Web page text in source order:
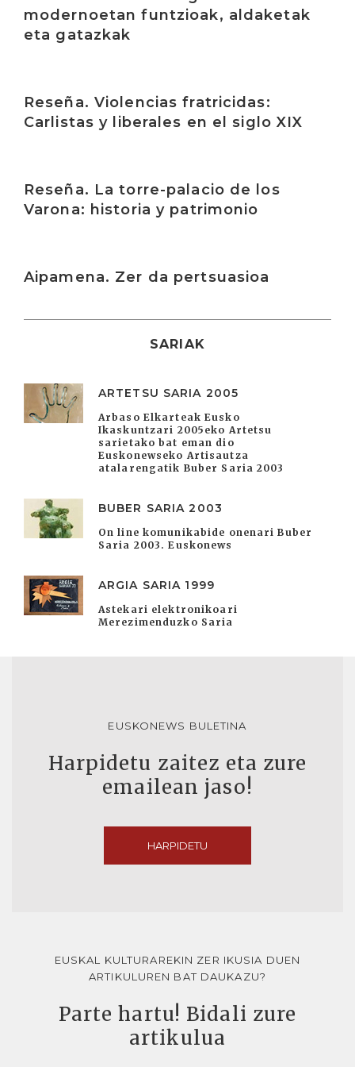
modernoetan funtzioak, aldaketak
eta gatazkak
Reseña. Violencias fratricidas:
Carlistas y liberales en el siglo XIX
Reseña. La torre-palacio de los
Varona: historia y patrimonio
Aipamena. Zer da pertsuasioa
SARIAK
ARTETSU SARIA 2005
Arbaso Elkarteak Eusko
Ikaskuntzari 2005eko Artetsu
sarietako bat eman dio
Euskonewseko Artisautza
atalarengatik Buber Saria 2003
BUBER SARIA 2003
On line komunikabide onenari Buber
Saria 2003. Euskonews
ARGIA SARIA 1999
Astekari elektronikoari
Merezimenduzko Saria
EUSKONEWS BULETINA
Harpidetu zaitez eta zure
emailean jaso!
HARPIDETU
EUSKAL KULTURAREKIN ZER IKUSIA DUEN
ARTIKULUREN BAT DAUKAZU?
Parte hartu! Bidali zure
artikulua